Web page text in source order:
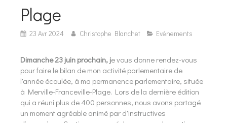
Plage
23 Avr 2024 Christophe Blanchet Evénements
Dimanche 23 juin prochain, je vous donne rendez-vous
pour faire le bilan de mon activité parlementaire de
l'année écoulée, à ma permanence parlementaire, située
à Merville-Franceville-Plage. Lors de la dernière édition
qui a réuni plus de 400 personnes, nous avons partagé
un moment agréable animé par d'instructives